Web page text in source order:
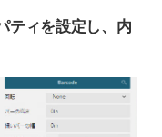
ティを設定し、内